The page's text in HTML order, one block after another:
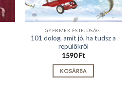
GYERMEK ÉS IFJÚSÁGI
101 dolog, amit jó, ha tudsz a
repülőkről
1590Ft
KOSÁRBA